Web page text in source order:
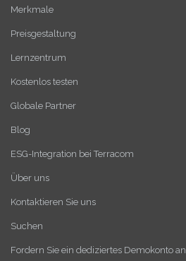
Merkmale
Preisgestaltung
Lernzentrum
Kostenlos testen
Globale Partner
Blog
ESG-Integration bei Terracom
Über uns
Kontaktieren Sie uns
Suchen
Fordern Sie ein dediziertes Demokonto an